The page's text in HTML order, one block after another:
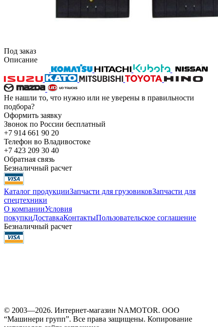
Под заказ
Описание
Не нашли то, что нужно или не уверены в правильности
подбора?
Оформить заявку
Звонок по России бесплатный
+7 914 661 90 20
Телефон во Владивостоке
+7 423 209 30 40
Обратная связь
Безналичный расчет
Каталог продукцииЗапчасти для грузовиковЗапчасти для
спецтехники
О компанииУсловия
покупкиДоставкаКонтактыПользовательское соглашение
Безналичный расчет
© 2003—2026. Интернет-магазин NAMOTOR. ООО
“Машинери групп”. Все права защищены. Копирование